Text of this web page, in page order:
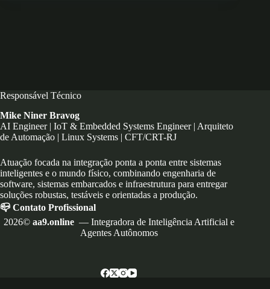
Responsável Técnico
Mike Niner Bravog
AI Engineer | IoT & Embedded Systems Engineer | Arquiteto
de Automação | Linux Systems | CFT/CRT-RJ
Atuação focada na integração ponta a ponta entre sistemas
inteligentes e o mundo físico, combinando engenharia de
software, sistemas embarcados e infraestrutura para entregar
soluções robustas, testáveis e orientadas a produção.
📪 Contato Profissional
2026© aa9.online— Integradora de Inteligência Artificial e
Agentes Autônomos